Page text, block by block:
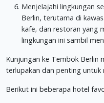
Menjelajahi lingkungan
Berlin, terutama di
kafe, dan restoran yang
lingkungan ini sambil
Kunjungan ke Tembok Berlin
terlupakan dan penting untuk
Berikut ini beberapa hotel